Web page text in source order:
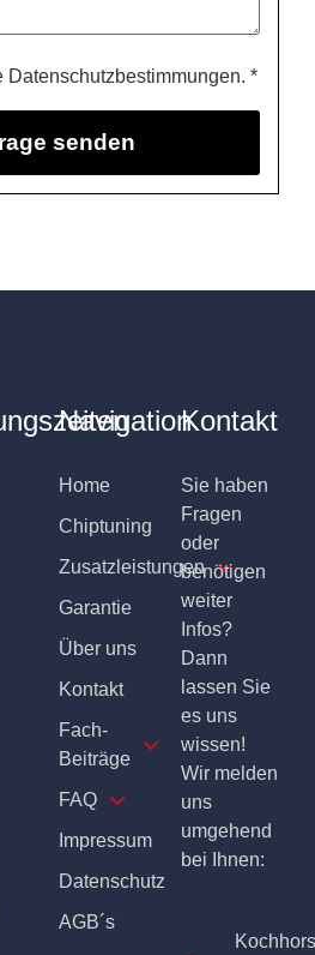
Datenschutzbestimmungen. *
Navigation
Home
Chiptuning
Zusatzleistungen
Garantie
Über uns
Kontakt
Fach-
Beiträge
FAQ
Impressum
Datenschutz
AGB´s
Kontakt
Sie haben
Fragen
oder
benötigen
weiter
Infos?
Dann
lassen Sie
es uns
wissen!
Wir melden
uns
umgehend
bei Ihnen: